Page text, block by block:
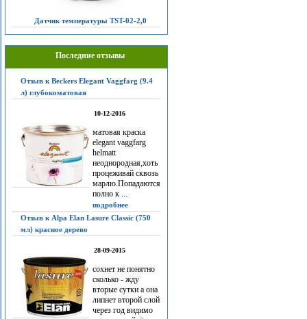
Датчик температуры TST-02-2,0
Последние отзывы
Отзыв к Beckers Elegant Vaggfarg (9.4
л) глубокоматовая
10-12-2016
матовая краска
elegant vaggfarg
helmatt
неоднородная,хоть
процеживай сквозь
марлю.Попадаются
полно к ...
подробнее
Отзыв к Alpa Elan Lasure Classic (750
мл) красное дерево
28-09-2015
сохнет не понятно
сколько - жду
вторые сутки а она
липнет второй слой
через год видимо